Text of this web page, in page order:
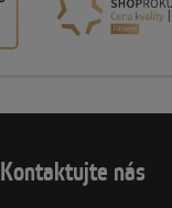
Kontaktujte nás